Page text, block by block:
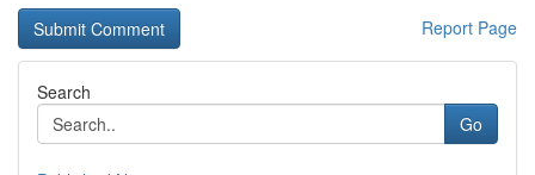
Report Page
Search
Go